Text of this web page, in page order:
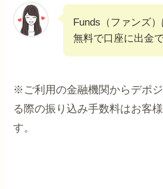
Funds（ファンズ
無料で口座に出金
※ご利用の金融機関からデポ
る際の振り込み手数料はお客
す。